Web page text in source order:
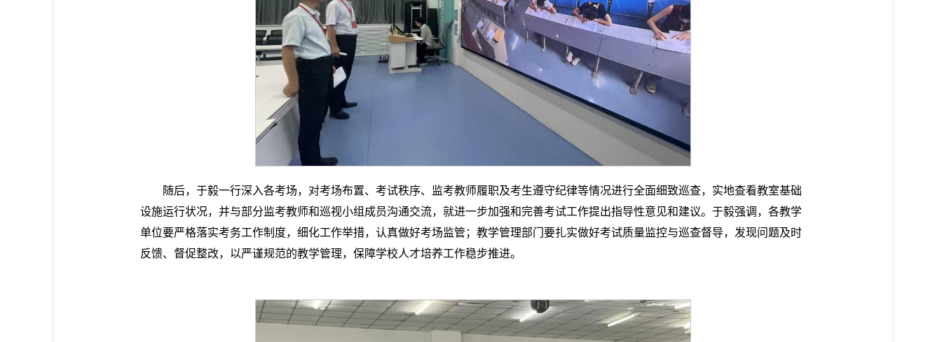
随后，于毅一行深入各考场，对考场布置、考试秩序、监考教师履职及考生遵守纪律等情况进行全面细致巡查，实地查看教室基础
设施运行状况，并与部分监考教师和巡视小组成员沟通交流，就进一步加强和完善考试工作提出指导性意见和建议。于毅强调，各教学
单位要严格落实考务工作制度，细化工作举措，认真做好考场监管；教学管理部门要扎实做好考试质量监控与巡查督导，发现问题及时
反馈、督促整改，以严谨规范的教学管理，保障学校人才培养工作稳步推进。